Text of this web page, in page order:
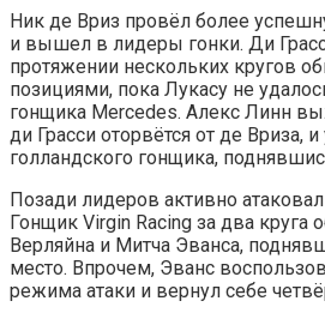
Ник де Вриз провёл более
и вышел в лидеры гонки. Ди
протяжении нескольких кругов
позициями, пока Лукасу не
гонщика Mercedes. Алекс Линн
ди Грасси оторвётся от де Вриза,
голландского гонщика,
Позади лидеров активно
Гонщик Virgin Racing за два круга
Верляйна и Митча Эванса,
место. Впрочем, Эванс
режима атаки и вернул себе